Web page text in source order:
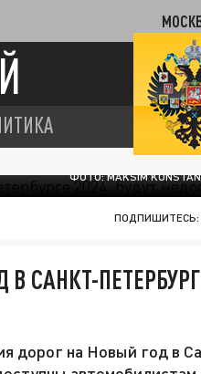
ФОТО: MAKSIM
ПОДПИШИТЕСЬ:
САНКТ-
дорог на Новый год в